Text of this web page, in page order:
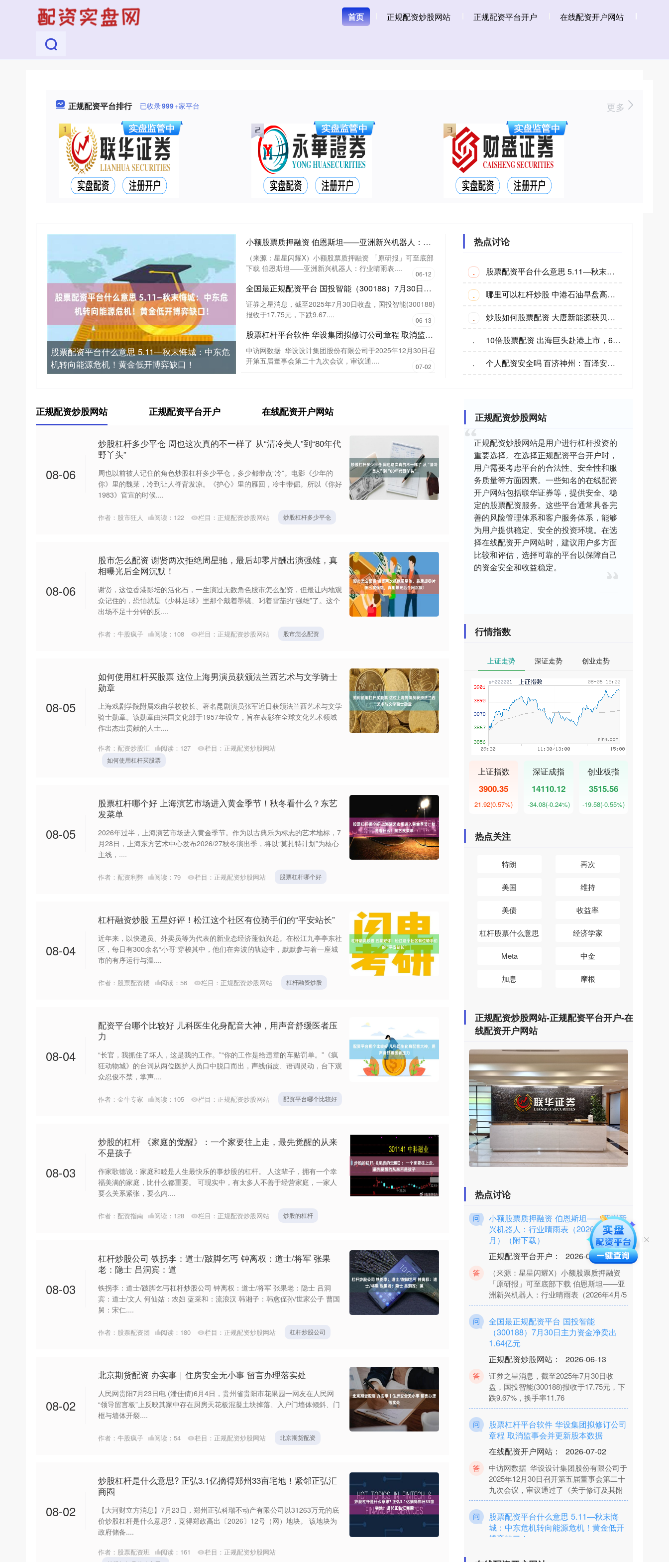
首页 正规配资炒股网站 正规配资平台开户 在线配资开户网站
正规配资平台排行 已收录999+家平台 更多
股票配资平台什么意思 5.11—秋末悔城：中东危
机转向能源危机！黄金低开博弈缺口！
小额股票质押融资 伯恩斯坦——亚洲新兴机器人：行业晴雨表（2026年4月/5月）（附下载）
（来源：星星闪耀X）小额股票质押融资 「原研报」可至底部
下载 伯恩斯坦——亚洲新兴机器人：行业晴雨表....
06-12
全国最正规配资平台 国投智能（300188）7月30日主力资金净卖出1.64亿元
证券之星消息，截至2025年7月30日收盘，国投智能(300188)
报收于17.75元，下跌9.67....
06-13
股票杠杆平台软件 华设集团拟修订公司章程 取消监事会并更新股本数据
中访网数据 华设设计集团股份有限公司于2025年12月30日召
开第五届董事会第二十九次会议，审议通....
07-02
热点讨论
· 股票配资平台什么意思 5.11—秋末悔城：中东危机转向能源危机！黄金低开博弈缺口！
· 哪里可以杠杆炒股 中港石油早盘高开14% 拟折让约16.0%配股净筹约1735万港元
· 炒股如何股票配资 大唐新能源获贝莱德增持58.8万股 每股作价约1.75港元
· 10倍股票配资 出海巨头赴港上市，600多亿的「安克创新」布局“A+H”双平台
· 个人配资安全吗 百济神州：百泽安获欧洲药品管理局人用药品委员会积极意见，支持其用于非小细胞肺癌患者新辅助/辅助治疗
正规配资炒股网站 正规配资平台开户 在线配资开户网站
08-06
炒股杠杆多少平仓 周也这次真的不一样了 从“清冷美人”到“80年代
野丫头”
周也以前被人记住的角色炒股杠杆多少平仓，多少都带点“冷”。电影《少年的
你》里的魏莱，冷到让人脊背发凉。《护心》里的雁回，冷中带倔。所以《你好
1983》官宣的时候....
作者：股市狂人 阅读： 122 栏目： 正规配资炒股网站 炒股杠杆多少平仓
08-06
股市怎么配资 谢贤两次拒绝周星驰，最后却零片酬出演强雄，真
相曝光后全网沉默！
谢贤，这位香港影坛的活化石，一生演过无数角色股市怎么配资，但最让内地观
众记住的，恐怕就是《少林足球》里那个戴着墨镜、叼着雪茄的“强雄”了。这个
出场不足十分钟的反....
作者：牛股疯子 阅读： 108 栏目： 正规配资炒股网站 股市怎么配资
08-05
如何使用杠杆买股票 这位上海男演员获颁法兰西艺术与文学骑士
勋章
上海戏剧学院附属戏曲学校校长、著名昆剧演员张军近日获颁法兰西艺术与文学
骑士勋章。该勋章由法国文化部于1957年设立，旨在表彰在全球文化艺术领域
作出杰出贡献的人士....
作者：配资炒股汇 阅读： 127 栏目： 正规配资炒股网站
如何使用杠杆买股票
08-05
股票杠杆哪个好 上海演艺市场进入黄金季节！秋冬看什么？东艺
发菜单
2026年过半，上海演艺市场进入黄金季节。作为以古典乐为标志的艺术地标，7
月28日，上海东方艺术中心发布2026/27秋冬演出季，将以“莫扎特计划”为核心
主线，....
作者：配资利弊 阅读： 79 栏目： 正规配资炒股网站 股票杠杆哪个好
08-04
杠杆融资炒股 五星好评！松江这个社区有位骑手们的“平安站长”
近年来，以快递员、外卖员等为代表的新业态经济蓬勃兴起。在松江九亭亭东社
区，每日有300余名“小哥”穿梭其中，他们在奔波的轨迹中，默默参与着一座城
市的有序运行与温....
作者：股票配资楼 阅读： 56 栏目： 正规配资炒股网站 杠杆融资炒股
08-04
配资平台哪个比较好 儿科医生化身配音大神，用声音舒缓医者压
力
“长官，我抓住了坏人，这是我的工作。”“你的工作是给违章的车贴罚单。”《疯
狂动物城》的台词从两位医护人员口中脱口而出，声线俏皮、语调灵动，台下观
众忍俊不禁，掌声....
作者：金牛专家 阅读： 105 栏目： 正规配资炒股网站 配资平台哪个比较好
08-03
炒股的杠杆 《家庭的觉醒》：一个家要往上走，最先觉醒的从来
不是孩子
作家歌德说：家庭和睦是人生最快乐的事炒股的杠杆。 人这辈子，拥有一个幸
福美满的家庭，比什么都重要。 可现实中，有太多人不善于经营家庭，一家人
要么关系紧张，要么内....
作者：配资指南 阅读： 128 栏目： 正规配资炒股网站 炒股的杠杆
08-03
杠杆炒股公司 铁拐李：道士/跛脚乞丐 钟离权：道士/将军 张果
老：隐士 吕洞宾：道
铁拐李：道士/跛脚乞丐杠杆炒股公司 钟离权：道士/将军 张果老：隐士 吕洞
宾：道士/文人 何仙姑：农妇 蓝采和：流浪汉 韩湘子：韩愈侄孙/世家公子 曹国
舅：宋仁....
作者：股票配资团 阅读： 180 栏目： 正规配资炒股网站 杠杆炒股公司
08-02
北京期货配资 办实事｜住房安全无小事 留言办理落实处
人民网贵阳7月23日电 (潘佳倩)6月4日，贵州省贵阳市花果园一网友在人民网
“领导留言板”上反映其家中存在厨房天花板混凝土块掉落、入户门墙体倾斜、门
框与墙体开裂....
作者：牛股疯子 阅读： 54 栏目： 正规配资炒股网站 北京期货配资
08-02
炒股杠杆是什么意思? 正弘3.1亿摘得郑州33亩宅地！紧邻正弘汇
商圈
【大河财立方消息】7月23日，郑州正弘科瑞不动产有限公司以31263万元的底
价炒股杠杆是什么意思?，竞得郑政高出〔2026〕12号（网）地块。 该地块为
政府储备....
作者：股票配资班 阅读： 161 栏目： 正规配资炒股网站
正规配资炒股网站
正规配资炒股网站是用户进行杠杆投资的
重要选择。在选择正规配资平台开户时，
用户需要考虑平台的合法性、安全性和服
务质量等方面因素。一些知名的在线配资
开户网站包括联华证券等，提供安全、稳
定的股票配资服务。这些平台通常具备完
善的风险管理体系和客户服务体系，能够
为用户提供稳定、安全的投资环境。在选
择在线配资开户网站时，建议用户多方面
比较和评估，选择可靠的平台以保障自己
的资金安全和收益稳定。
行情指数
上证走势 深证走势 创业走势
上证指数
3900.35
21.92(0.57%)
深证成指
14110.12
-34.08(-0.24%)
创业板指
3515.56
-19.58(-0.55%)
热点关注
特朗 再次
美国 维持
美债 收益率
杠杆股票什么意思 经济学家
Meta 中金
加息 摩根
正规配资炒股网站-正规配资平台开户-在
线配资开户网站
热点讨论
股票如何看主力资金 壁仞科技早盘逆市
涨超13% 今日起进入港股通名单
正规配资炒股网站
热点栏目 自选股 数据中心 行情中心 资金
流向 模拟交易 客户端 壁仞科技（06082）
兴机器人：行业晴雨表（2026年4月/5
月）（附下载）
正规配资平台开户 2026-06-12
（来源：星星闪耀X）小额股票质押融资
「原研报」可至底部下载 伯恩斯坦——亚
洲新兴机器人：行业晴雨表（2026年4月/5
全国最正规配资平台 国投智能
（300188）7月30日主力资金净卖出
1.64亿元
正规配资炒股网站
证券之星消息，截至2025年7月30日收
盘，国投智能(300188)报收于17.75元，下
跌9.67%，换手率11.76
股票杠杆平台软件 华设集团拟修订公司
章程 取消监事会并更新股本数据
在线配资开户网站： 2026-07-02
中访网数据 华设设计集团股份有限公司于
2025年12月30日召开第五届董事会第二十
九次会议，审议通过了《关于修订及其附
股票配资平台什么意思 5.11—秋末悔
城：中东危机转向能源危机！黄金低开
博弈缺口！
周一早盘低开向下，走势比较清晰股票配